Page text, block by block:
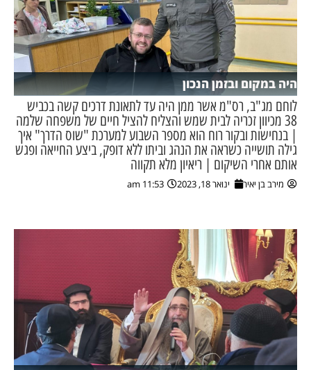
מקומית
היה במקום ובזמן הנכון
לוחם מג"ב, רס"מ אשר ממן היה עד לתאונת דרכים קשה בכביש
38 מכיוון זכריה לבית שמש והצליח להציל חיים של משפחה שלמה
| בנחישות ובקור רוח הוא מספר השבוע למערכת "שוס הדרך" איך
גילה תושייה כשראה את הנהג וביתו ללא דופק, ביצע החייאה ופגש
אותם אחרי השיקום | ריאיון מלא תקווה
מירב בן יאיר ינואר 18, 2023 11:53 am